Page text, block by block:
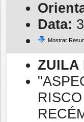
Data:
Mostrar
ZUILA